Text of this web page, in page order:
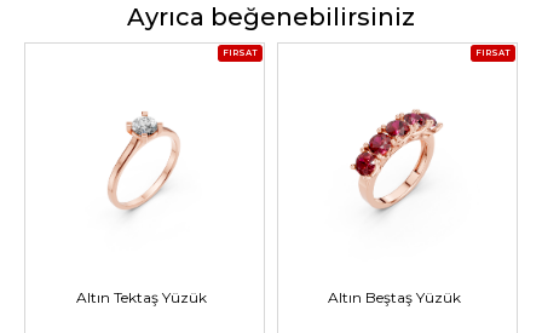
Ayrıca beğenebilirsiniz
FIRSAT
Altın Tektaş Yüzük
FIRSAT
Altın Beştaş Yüzük